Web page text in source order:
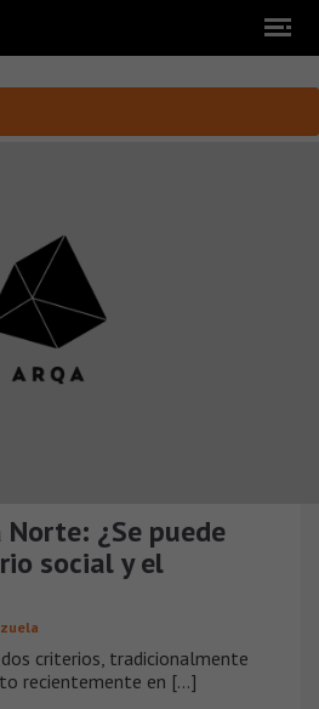
¿Se puede
social y el
criterios, tradicionalmente
recientemente en [...]